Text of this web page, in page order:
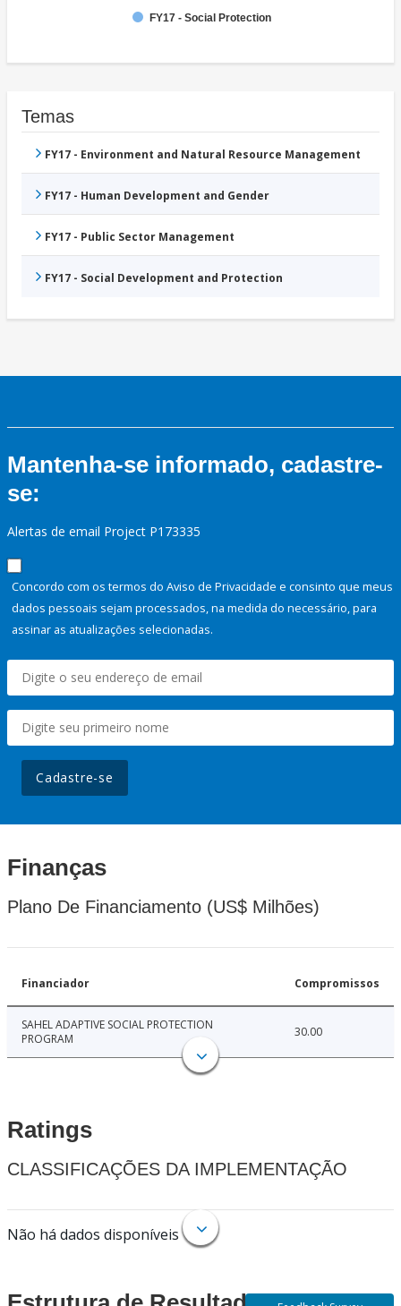
FY17 - Social Protection
Temas
FY17 - Environment and Natural Resource Management
FY17 - Human Development and Gender
FY17 - Public Sector Management
FY17 - Social Development and Protection
Mantenha-se informado, cadastre-
se:
Alertas de email Project P173335
Concordo com os termos do Aviso de Privacidade e consinto que meus
dados pessoais sejam processados, na medida do necessário, para
assinar as atualizações selecionadas.
Cadastre-se
Finanças
Plano De Financiamento (US$ Milhões)
Financiador Compromissos
SAHEL ADAPTIVE SOCIAL PROTECTION
PROGRAM
30.00
Ratings
CLASSIFICAÇÕES DA IMPLEMENTAÇÃO
Não há dados disponíveis